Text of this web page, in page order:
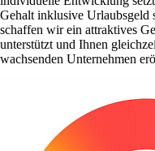
Gehalt inklusive Urlaubsgeld
schaffen wir ein attraktives
unterstützt und Ihnen
wachsenden Unternehmen